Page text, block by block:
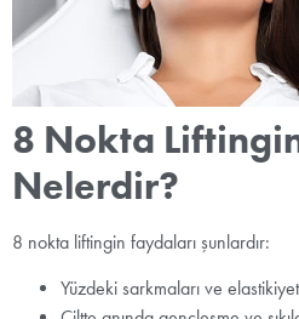
8 Nokta
Nelerdir?
8 nokta liftingin faydaları şunlardır:
Yüzdeki sarkmaları ve